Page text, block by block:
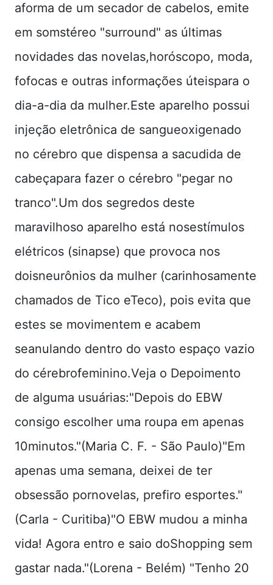
aforma de um secador de cabelos, emite
em somstéreo "surround" as últimas
novidades das novelas,horóscopo, moda,
fofocas e outras informações úteispara o
dia-a-dia da mulher.Este aparelho possui
injeção eletrônica de sangueoxigenado
no cérebro que dispensa a sacudida de
cabeçapara fazer o cérebro "pegar no
tranco".Um dos segredos deste
maravilhoso aparelho está nosestímulos
elétricos (sinapse) que provoca nos
doisneurônios da mulher (carinhosamente
chamados de Tico eTeco), pois evita que
estes se movimentem e acabem
seanulando dentro do vasto espaço vazio
do cérebrofeminino.Veja o Depoimento
de alguma usuárias:"Depois do EBW
consigo escolher uma roupa em apenas
10minutos."(Maria C. F. - São Paulo)"Em
apenas uma semana, deixei de ter
obsessão pornovelas, prefiro esportes."
(Carla - Curitiba)"O EBW mudou a minha
vida! Agora entro e saio doShopping sem
gastar nada."(Lorena - Belém) "Tenho 20